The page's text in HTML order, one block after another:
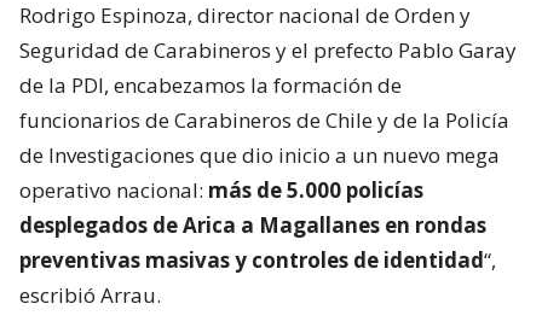
Rodrigo Espinoza, director nacional de Orden y
Seguridad de Carabineros y el prefecto Pablo Garay
de la PDI, encabezamos la formación de
funcionarios de Carabineros de Chile y de la Policía
de Investigaciones que dio inicio a un nuevo mega
operativo nacional: más de 5.000 policías
desplegados de Arica a Magallanes en rondas
preventivas masivas y controles de identidad“,
escribió Arrau.